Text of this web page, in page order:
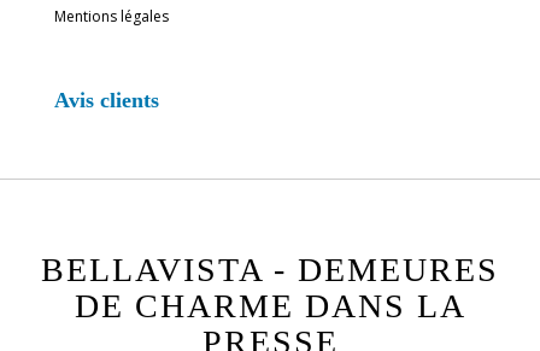
Mentions légales
Avis clients
BELLAVISTA - DEMEURES
DE CHARME DANS LA
PRESSE